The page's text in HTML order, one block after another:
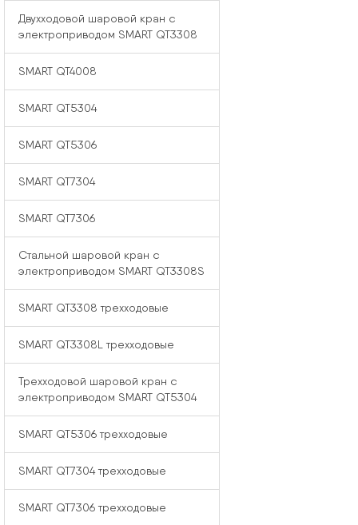
Двухходовой шаровой кран с
электроприводом SMART QT3308
SMART QT4008
SMART QT5304
SMART QT5306
SMART QT7304
SMART QT7306
Стальной шаровой кран с
электроприводом SMART QT3308S
SMART QT3308 трехходовые
SMART QT3308L трехходовые
Трехходовой шаровой кран с
электроприводом SMART QT5304
SMART QT5306 трехходовые
SMART QT7304 трехходовые
SMART QT7306 трехходовые